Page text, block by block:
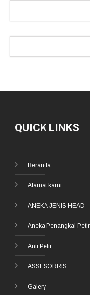
QUICK LINKS
Beranda
Alamat kami
ANEKA JENIS HEAD
Aneka Penangkal Petir
Anti Petir
ASSESORRIS
Galery